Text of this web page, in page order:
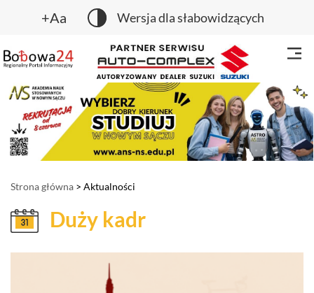
+Aa Wersja dla słabowidzących
Strona główna > Aktualności
Duży kadr